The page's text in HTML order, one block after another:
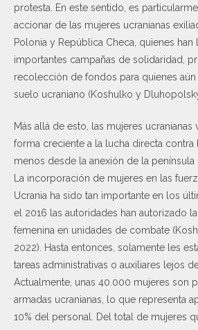
protesta. En este sentido, es
accionar de las mujeres ucranianas
Polonia y República Checa, quienes han
importantes campañas de solidaridad,
recolección de fondos para quienes
suelo ucraniano (Koshulko y
Más allá de esto, las mujeres
forma creciente a la lucha directa contra
menos desde la anexión de la península
La incorporación de mujeres en las
Ucrania ha sido tan importante en los
el 2016 las autoridades han autorizado
femenina en unidades de combate
2022). Hasta entonces, solamente les
tareas administrativas o auxiliares lejos
Actualmente, unas 40.000 mujeres son
armadas ucranianas, lo que representa
10% del personal. Del total de mujeres